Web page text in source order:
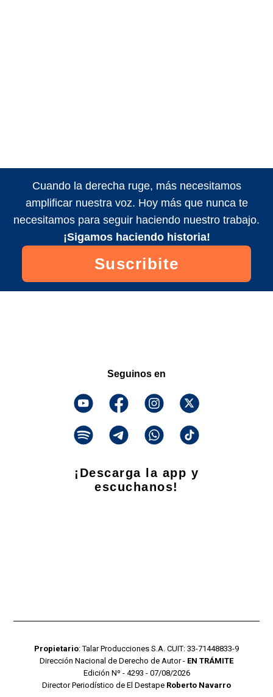
Cuando la derecha ruge, más necesitamos
amplificar nuestra voz. Hoy más que nunca te
necesitamos para seguir haciendo nuestro trabajo.
¡Sigamos haciendo historia!
Suscribite
Seguinos en
¡Descarga la app y
escuchanos!
Propietario: Talar Producciones S.A. CUIT: 33-71448833-9
Dirección Nacional de Derecho de Autor - EN TRÁMITE
Edición Nº - 4293 - 07/08/2026
Director Periodístico de El Destape Roberto Navarro